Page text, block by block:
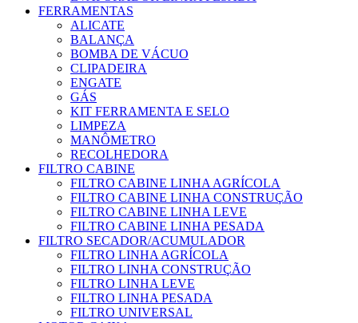
FERRAMENTAS
ALICATE
BALANÇA
BOMBA DE VÁCUO
CLIPADEIRA
ENGATE
GÁS
KIT FERRAMENTA E SELO
LIMPEZA
MANÔMETRO
RECOLHEDORA
FILTRO CABINE
FILTRO CABINE LINHA AGRÍCOLA
FILTRO CABINE LINHA CONSTRUÇÃO
FILTRO CABINE LINHA LEVE
FILTRO CABINE LINHA PESADA
FILTRO SECADOR/ACUMULADOR
FILTRO LINHA AGRÍCOLA
FILTRO LINHA CONSTRUÇÃO
FILTRO LINHA LEVE
FILTRO LINHA PESADA
FILTRO UNIVERSAL